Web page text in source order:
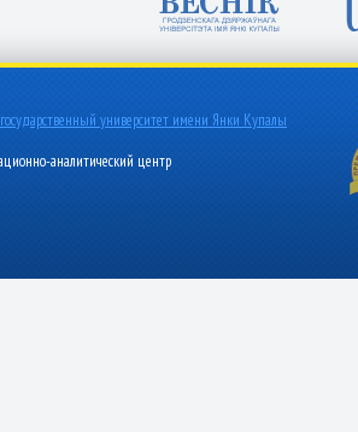
университет имени Янки Купалы
аналитический центр